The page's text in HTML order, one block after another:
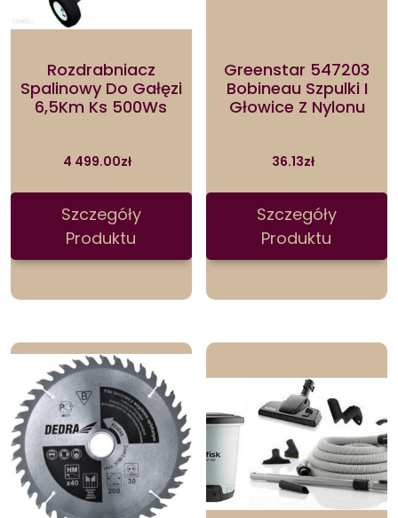
Rozdrabniacz
Spalinowy Do Gałęzi
6,5Km Ks 500Ws
4 499.00zł
Szczegóły
Produktu
Greenstar 547203
Bobineau Szpulki I
Głowice Z Nylonu
36.13zł
Szczegóły
Produktu